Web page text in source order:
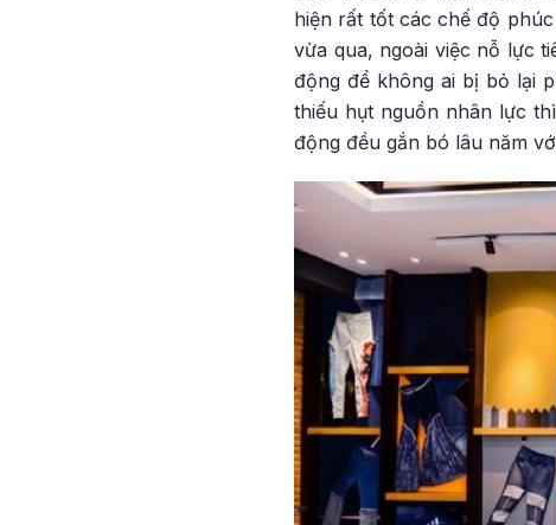
hiện rất tốt các chế độ
vừa qua, ngoài việc nỗ lực
động để không ai bị bỏ lại
thiếu hụt nguồn nhân lực
động đều gắn bó lâu năm